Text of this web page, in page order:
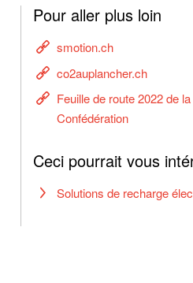
Pour aller plus loin
smotion.ch
co2auplancher.ch
Feuille de route 2022 de la
Confédération
Ceci pourrait vous
Solutions de recharge